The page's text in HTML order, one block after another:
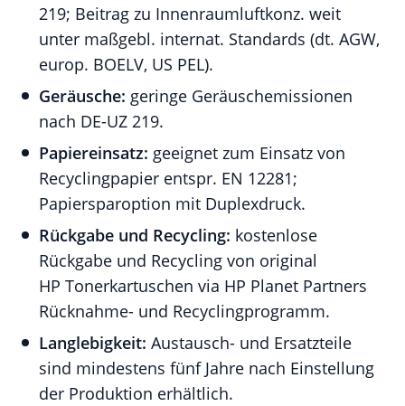
219; Beitrag zu Innenraumluftkonz. weit
unter maßgebl. internat. Standards (dt. AGW,
europ. BOELV, US PEL).
Geräusche: geringe Geräuschemissionen
nach DE-UZ 219.
Papiereinsatz: geeignet zum Einsatz von
Recyclingpapier entspr. EN 12281;
Papiersparoption mit Duplexdruck.
Rückgabe und Recycling: kostenlose
Rückgabe und Recycling von original
HP Tonerkartuschen via HP Planet Partners
Rücknahme- und Recyclingprogramm.
Langlebigkeit: Austausch- und Ersatzteile
sind mindestens fünf Jahre nach Einstellung
der Produktion erhältlich.